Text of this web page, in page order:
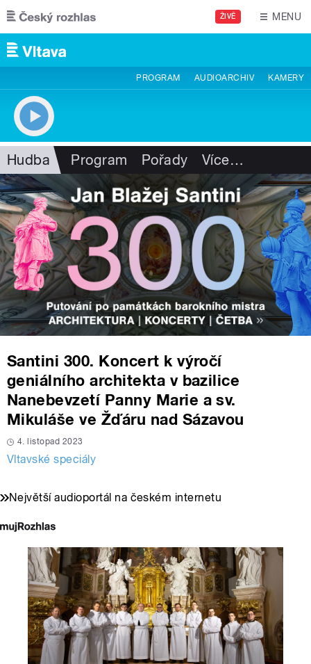
Přejít k hlavnímu obsahu
ŽIVĚ MENU
PROGRAM AUDIOARCHIV KAMERY
Hudba Program Pořady Více…
Santini 300. Koncert k výročí
geniálního architekta v bazilice
Nanebevzetí Panny Marie a sv.
Mikuláše ve Žďáru nad Sázavou
4. listopad 2023
Vltavské speciály
Největší audioportál na českém internetu